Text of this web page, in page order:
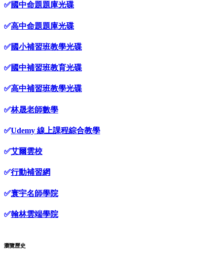
✅國中命題題庫光碟
✅高中命題題庫光碟
✅國小補習班教學光碟
✅國中補習班教育光碟
✅高中補習班教學光碟
✅林晟老師數學
✅Udemy 線上課程綜合教學
✅艾爾雲校
✅行動補習網
✅寰宇名師學院
✅翰林雲端學院
瀏覽歷史